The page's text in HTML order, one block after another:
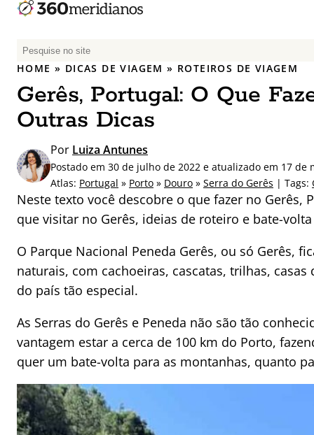
P
e
q
u
a
r
p
o
:
HOME » DICAS DE VIAGEM » ROTEIROS DE VIAGEM
Gerês, Portugal: O Que
Outras Dicas
Por Luiza Antunes
Postado em 30 de julho de 2022 e atualizado em 17 de
Atlas: Portugal » Porto » Douro » Serra do Gerês | Tags:
Neste texto você descobre o que fazer no
que visitar no Gerês, ideias de roteiro e bate-
O Parque Nacional Peneda Gerês, ou só Gerês,
naturais, com cachoeiras, cascatas, trilhas,
do país tão especial.
As Serras do Gerês e Peneda não são tão
vantagem estar a cerca de 100 km do Porto,
quer um bate-volta para as montanhas, quanto